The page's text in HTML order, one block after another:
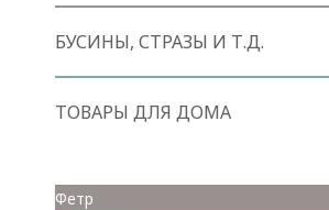
БУСИНЫ, СТРАЗЫ И Т.Д.
ТОВАРЫ ДЛЯ ДОМА
Фетр